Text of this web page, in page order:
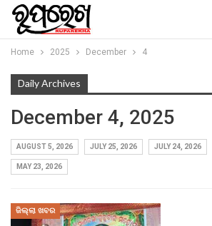
Home 2025 December 4
Daily Archives
December 4, 2025
AUGUST 5, 2026 JULY 25, 2026 JULY 24, 2026
MAY 23, 2026
ଜିଲ୍ଲା ଖବର